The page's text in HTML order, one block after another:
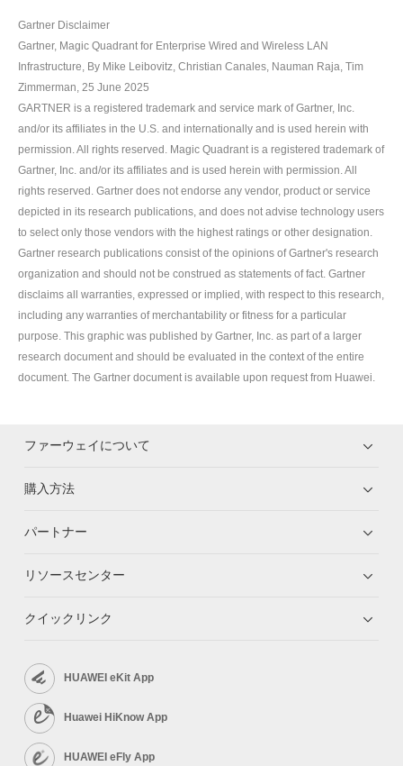
Gartner Disclaimer
Gartner, Magic Quadrant for Enterprise Wired and Wireless LAN
Infrastructure, By Mike Leibovitz, Christian Canales, Nauman Raja, Tim
Zimmerman, 25 June 2025
GARTNER is a registered trademark and service mark of Gartner, Inc.
and/or its affiliates in the U.S. and internationally and is used herein with
permission. All rights reserved. Magic Quadrant is a registered trademark of
Gartner, Inc. and/or its affiliates and is used herein with permission. All
rights reserved. Gartner does not endorse any vendor, product or service
depicted in its research publications, and does not advise technology users
to select only those vendors with the highest ratings or other designation.
Gartner research publications consist of the opinions of Gartner's research
organization and should not be construed as statements of fact. Gartner
disclaims all warranties, expressed or implied, with respect to this research,
including any warranties of merchantability or fitness for a particular
purpose. This graphic was published by Gartner, Inc. as part of a larger
research document and should be evaluated in the context of the entire
document. The Gartner document is available upon request from Huawei.
ファーウェイについて
購入方法
パートナー
リソースセンター
クイックリンク
HUAWEI eKit App
Huawei HiKnow App
HUAWEI eFly App